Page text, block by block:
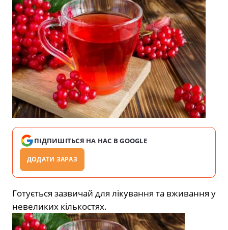
ПІДПИШІТЬСЯ НА НАС В GOOGLE
ДОДАТИ ЗАРАЗ
Готується зазвичай для лікування та вживання у
невеликих кількостях.